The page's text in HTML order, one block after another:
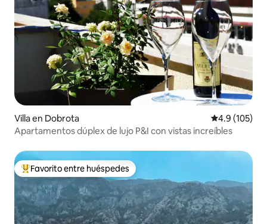
Villa en Dobrota Calificación
4.9 (105)
Apartamentos dúplex de lujo P&I con vistas increíbles
Favorito entre huéspedes preferido
Favorito entre huéspedes